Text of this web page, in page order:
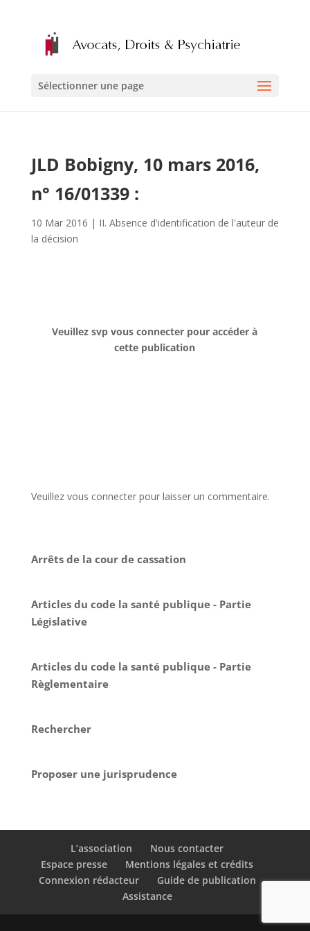
Sélectionner une page
JLD Bobigny, 10 mars 2016,
n° 16/01339 :
10 Mar 2016 | II. Absence d'identification de l'auteur de
la décision
Veuillez svp vous connecter pour accéder à
cette publication
Veuillez vous connecter pour laisser un commentaire.
Arrêts de la cour de cassation
Articles du code la santé publique - Partie
Législative
Articles du code la santé publique - Partie
Règlementaire
Rechercher
Proposer une jurisprudence
L’association
Nous contacter
Espace presse
Mentions légales et crédits
Connexion rédacteur
Guide de publication
Assistance